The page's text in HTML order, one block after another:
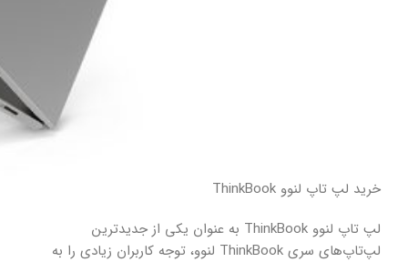
خرید لپ تاپ لنوو ThinkBook
لپ تاپ لنوو ThinkBook به عنوان یکی از جدیدترین
لپ‌تاپ‌های سری ThinkBook لنوو، توجه کاربران زیادی را به